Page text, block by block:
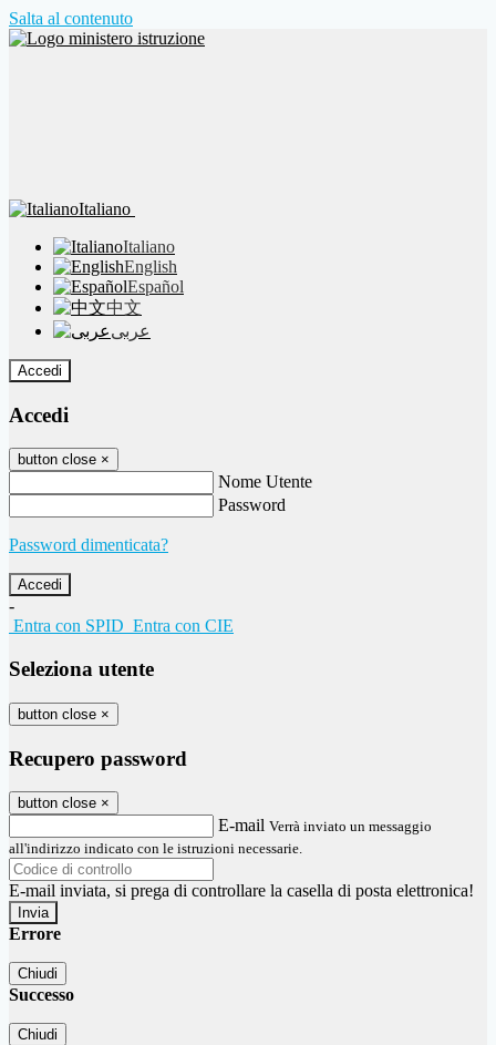
Salta al contenuto
Italiano
Italiano
English
Español
中文
عربى
Accedi
Accedi
button close ×
Nome Utente
Password
Password dimenticata?
-
Entra con SPID Entra con CIE
Seleziona utente
button close ×
Recupero password
button close ×
E-mail Verrà inviato un messaggio
all'indirizzo indicato con le istruzioni necessarie.
E-mail inviata, si prega di controllare la casella di posta elettronica!
Errore
Chiudi
Successo
Chiudi